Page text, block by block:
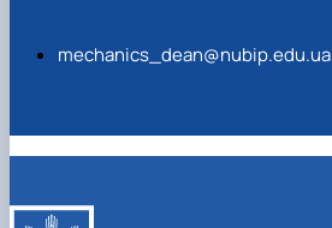
mechanics_dean@nubip.edu.ua